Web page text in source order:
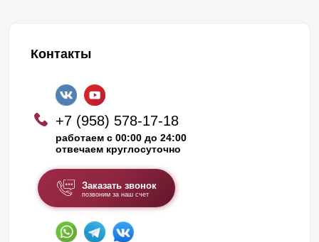
Контакты
+7 (958) 578-17-18
работаем с 00:00 до 24:00
отвечаем круглосуточно
Заказать звонок
позвоним за наш счет